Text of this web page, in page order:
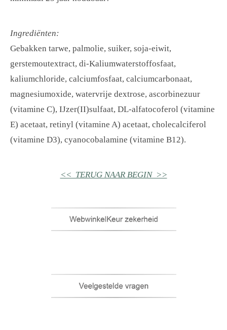
Ingrediënten:
Gebakken tarwe, palmolie, suiker, soja-eiwit,
gerstemoutextract, di-Kaliumwaterstoffosfaat,
kaliumchloride, calciumfosfaat, calciumcarbonaat,
magnesiumoxide, watervrije dextrose, ascorbinezuur
(vitamine C), IJzer(II)sulfaat, DL-alfatocoferol (vitamine
E) acetaat, retinyl (vitamine A) acetaat, cholecalciferol
(vitamine D3), cyanocobalamine (vitamine B12).
<< TERUG NAAR BEGIN >>